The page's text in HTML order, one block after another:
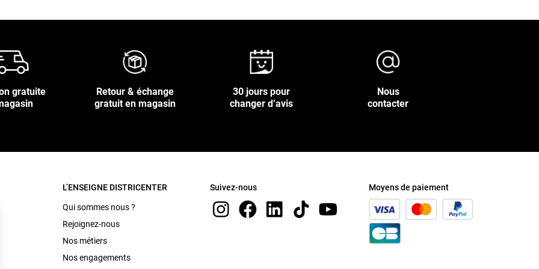
gratuite
Retour & échange
gratuit en magasin
30 jours pour
changer d’avis
Nous
contacter
L’ENSEIGNE DISTRICENTER
Qui sommes nous ?
Rejoignez-nous
Nos métiers
Nos engagements
Suivez-nous Moyens de paiement